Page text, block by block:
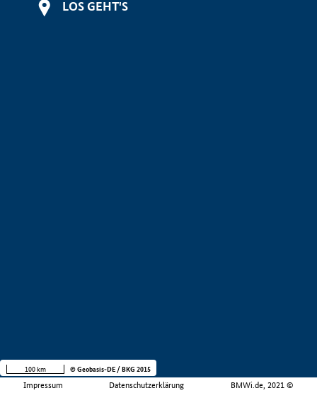
LOS GEHT'S
Impressum Datenschutzerklärung BMWi.de, 2021 ©
100 km © Geobasis-DE / BKG 2015